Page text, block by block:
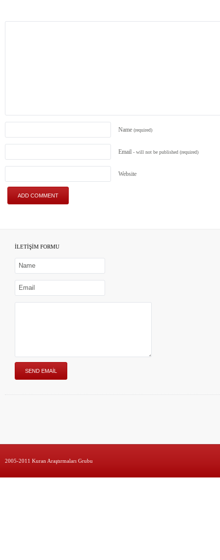
Name (required)
Email - will not be published (required)
Website
İLETİŞİM FORMU
2005-2011 Kuran Araştırmaları Grubu